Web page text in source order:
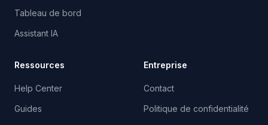
Tableau de bord
Assistant IA
Ressources
Help Center
Guides
Entreprise
Contact
Politique de confidentialité